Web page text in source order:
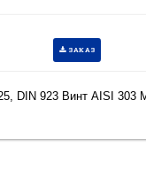
ЗАКАЗ
DIN 923 Винт AISI 303